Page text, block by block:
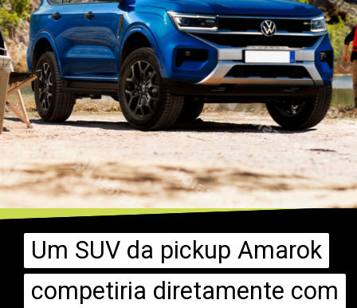
Um SUV da pickup Amarok
competiria diretamente com
Um SUV da pickup Amarok
competiria diretamente com